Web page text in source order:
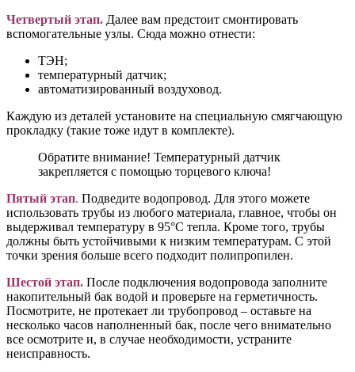
Четвертый этап. Далее вам предстоит смонтировать
вспомогательные узлы. Сюда можно отнести:
ТЭН;
температурный датчик;
автоматизированный воздуховод.
Каждую из деталей установите на специальную смягчающую
прокладку (такие тоже идут в комплекте).
Обратите внимание! Температурный датчик
закрепляется с помощью торцевого ключа!
Пятый этап. Подведите водопровод. Для этого можете
использовать трубы из любого материала, главное, чтобы он
выдерживал температуру в 95°С тепла. Кроме того, трубы
должны быть устойчивыми к низким температурам. С этой
точки зрения больше всего подходит полипропилен.
Шестой этап. После подключения водопровода заполните
накопительный бак водой и проверьте на герметичность.
Посмотрите, не протекает ли трубопровод – оставьте на
несколько часов наполненный бак, после чего внимательно
все осмотрите и, в случае необходимости, устраните
неисправность.